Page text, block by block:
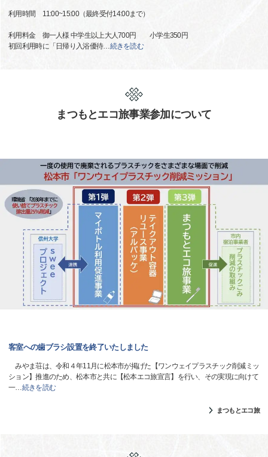
利用時間 11:00~15:00（最終受付14:00まで）
利用料金 御一人様 中学生以上大人700円 小学生350円
初回利用時に「日帰り入浴優待…続きを読む
まつもとエコ旅事業参加について
客室への歯ブラシ設置を終了いたしました
みやま荘は、令和４年11月に松本市が掲げた【ワンウェイプラスチック削減ミッ
ション】推進のため、松本市と共に【松本エコ旅宣言】を行い、その実現に向けて
一…続きを読む
まつもとエコ旅